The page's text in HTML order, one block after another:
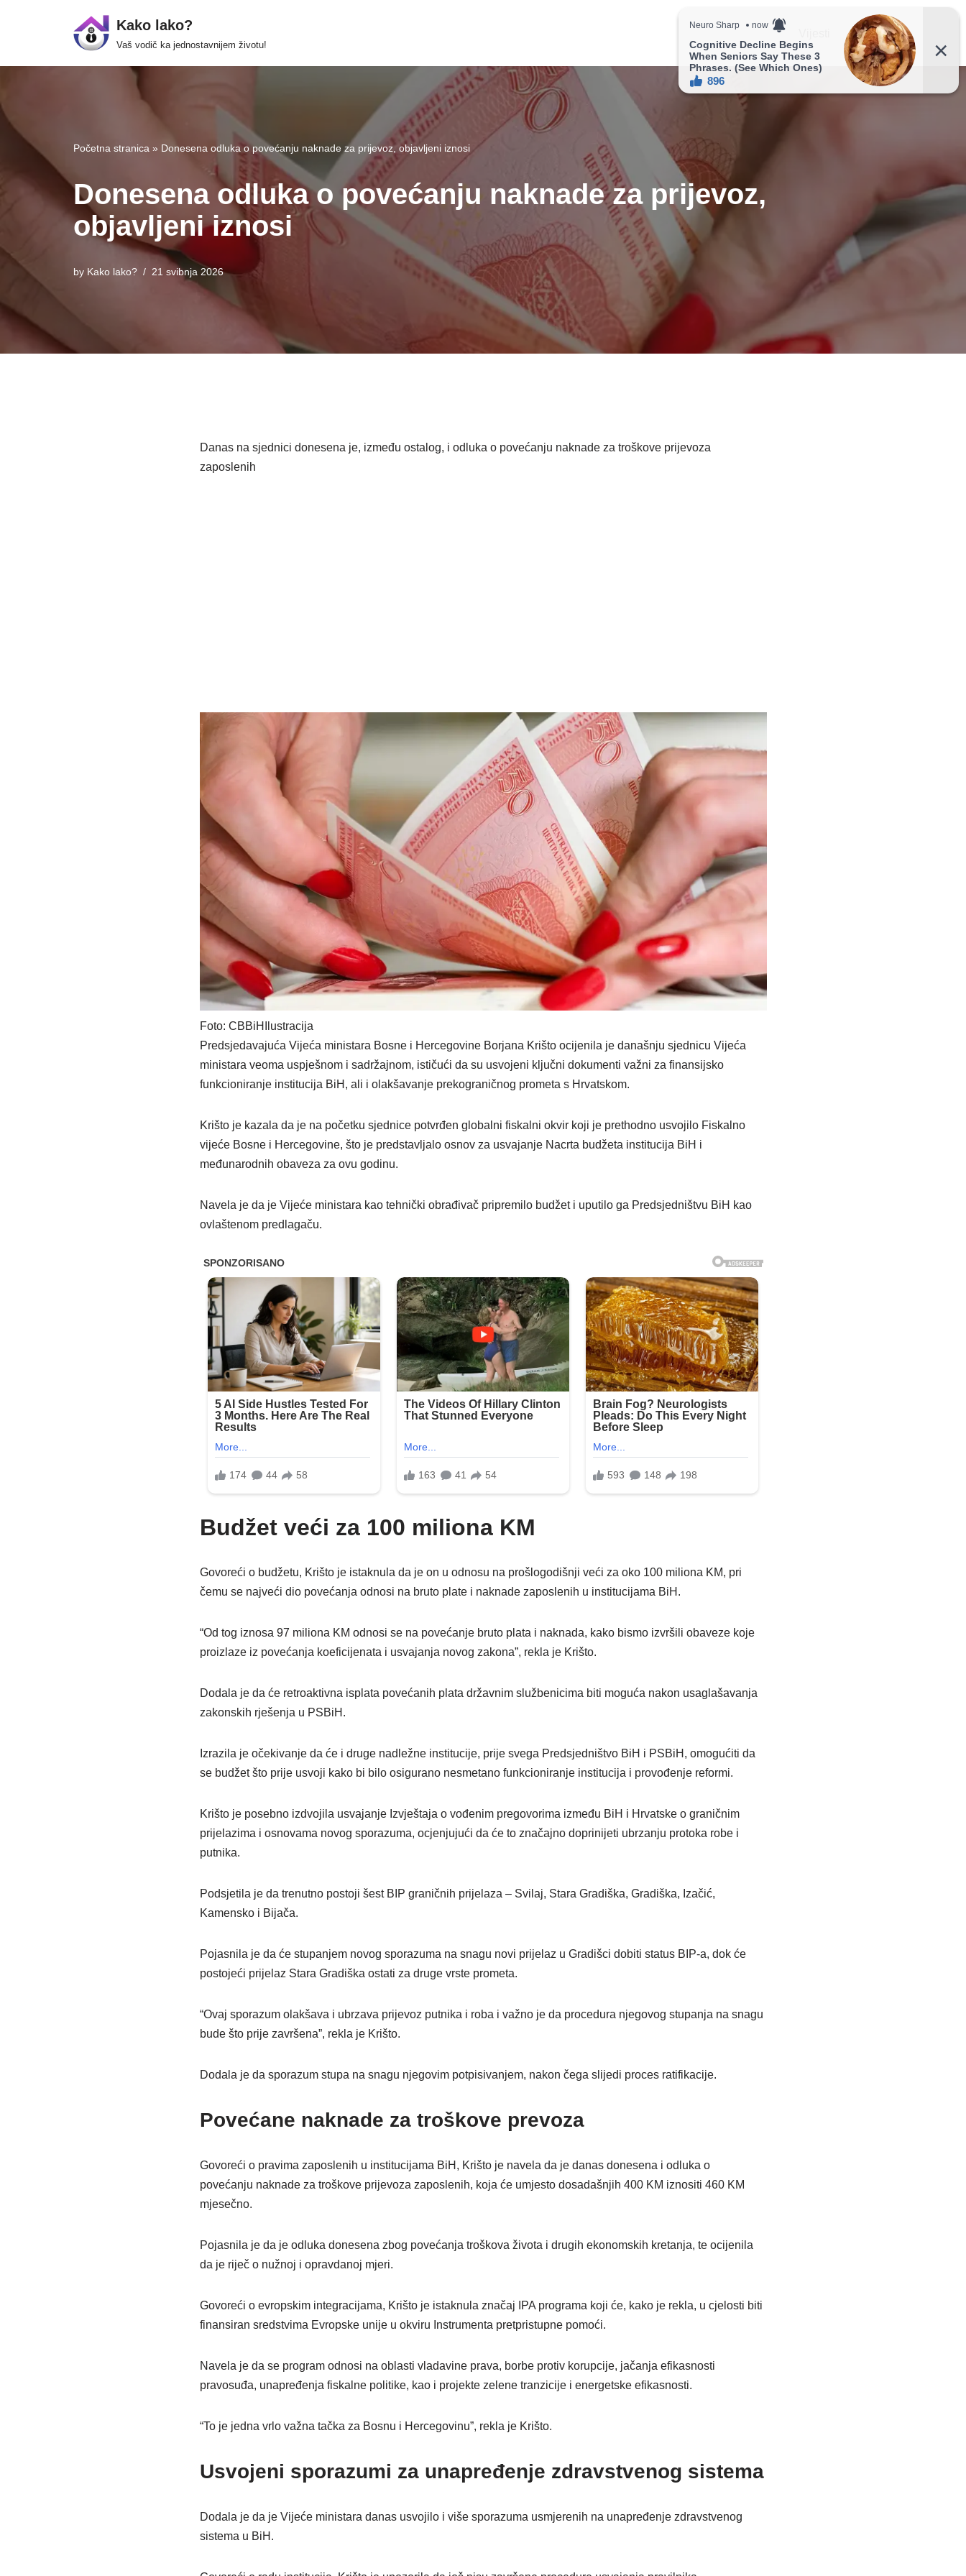
Kako lako?
Vaš vodič ka jednostavnijem životu!
Recepti
Početna stranica » Donesena odluka o povećanju naknade za prijevoz, objavljeni iznosi
Donesena odluka o povećanju naknade za prijevoz,
objavljeni iznosi
by Kako lako? 21 svibnja 2026
Danas na sjednici donesena je, između ostalog, i odluka o povećanju naknade za troškove prijevoza
zaposlenih
Foto: CBBiHIlustracija
Predsjedavajuća Vijeća ministara Bosne i Hercegovine Borjana Krišto ocijenila je današnju sjednicu Vijeća
ministara veoma uspješnom i sadržajnom, ističući da su usvojeni ključni dokumenti važni za finansijsko
funkcioniranje institucija BiH, ali i olakšavanje prekograničnog prometa s Hrvatskom.
Krišto je kazala da je na početku sjednice potvrđen globalni fiskalni okvir koji je prethodno usvojilo Fiskalno
vijeće Bosne i Hercegovine, što je predstavljalo osnov za usvajanje Nacrta budžeta institucija BiH i
međunarodnih obaveza za ovu godinu.
Navela je da je Vijeće ministara kao tehnički obrađivač pripremilo budžet i uputilo ga Predsjedništvu BiH kao
ovlaštenom predlagaču.
Budžet veći za 100 miliona KM
Govoreći o budžetu, Krišto je istaknula da je on u odnosu na prošlogodišnji veći za oko 100 miliona KM, pri
čemu se najveći dio povećanja odnosi na bruto plate i naknade zaposlenih u institucijama BiH.
“Od tog iznosa 97 miliona KM odnosi se na povećanje bruto plata i naknada, kako bismo izvršili obaveze koje
proizlaze iz povećanja koeficijenata i usvajanja novog zakona”, rekla je Krišto.
Dodala je da će retroaktivna isplata povećanih plata državnim službenicima biti moguća nakon usaglašavanja
zakonskih rješenja u PSBiH.
Izrazila je očekivanje da će i druge nadležne institucije, prije svega Predsjedništvo BiH i PSBiH, omogućiti da
se budžet što prije usvoji kako bi bilo osigurano nesmetano funkcioniranje institucija i provođenje reformi.
Krišto je posebno izdvojila usvajanje Izvještaja o vođenim pregovorima između BiH i Hrvatske o graničnim
prijelazima i osnovama novog sporazuma, ocjenjujući da će to značajno doprinijeti ubrzanju protoka robe i
putnika.
Podsjetila je da trenutno postoji šest BIP graničnih prijelaza – Svilaj, Stara Gradiška, Gradiška, Izačić,
Kamensko i Bijača.
Pojasnila je da će stupanjem novog sporazuma na snagu novi prijelaz u Gradišci dobiti status BIP-a, dok će
postojeći prijelaz Stara Gradiška ostati za druge vrste prometa.
“Ovaj sporazum olakšava i ubrzava prijevoz putnika i roba i važno je da procedura njegovog stupanja na snagu
bude što prije završena”, rekla je Krišto.
Dodala je da sporazum stupa na snagu njegovim potpisivanjem, nakon čega slijedi proces ratifikacije.
Povećane naknade za troškove prevoza
Govoreći o pravima zaposlenih u institucijama BiH, Krišto je navela da je danas donesena i odluka o
povećanju naknade za troškove prijevoza zaposlenih, koja će umjesto dosadašnjih 400 KM iznositi 460 KM
mjesečno.
Pojasnila je da je odluka donesena zbog povećanja troškova života i drugih ekonomskih kretanja, te ocijenila
da je riječ o nužnoj i opravdanoj mjeri.
Govoreći o evropskim integracijama, Krišto je istaknula značaj IPA programa koji će, kako je rekla, u cjelosti biti
finansiran sredstvima Evropske unije u okviru Instrumenta pretpristupne pomoći.
Navela je da se program odnosi na oblasti vladavine prava, borbe protiv korupcije, jačanja efikasnosti
pravosuđa, unapređenja fiskalne politike, kao i projekte zelene tranzicije i energetske efikasnosti.
“To je jedna vrlo važna tačka za Bosnu i Hercegovinu”, rekla je Krišto.
Usvojeni sporazumi za unapređenje zdravstvenog sistema
Dodala je da je Vijeće ministara danas usvojilo i više sporazuma usmjerenih na unapređenje zdravstvenog
sistema u BiH.